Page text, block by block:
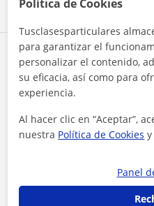
¿Quieres saber
Datos
Política de Cookies
Tusclasesparticulares
para garantizar el
personalizar el contenido,
su eficacia, así como para
experiencia.
Al hacer clic en “Aceptar”,
nuestra Política de Cookies y
Panel